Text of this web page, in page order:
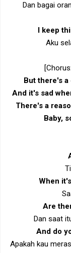
Dan bagai
I keep
Aku
But there's
And it's sad
There's a
Baby,
When
Are
Dan saat
And do
Apakah kau